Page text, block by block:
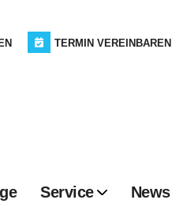
TERMIN VEREINBAREN
Service News